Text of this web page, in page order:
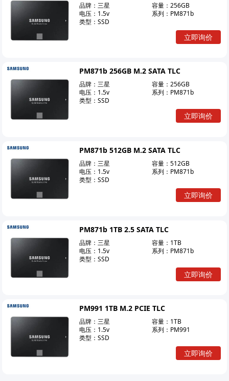
品牌： 三星 容量：256GB
电压： 1.5v 系列： PM871b
类型： SSD
立即询价
PM871b 256GB M.2 SATA TLC
品牌： 三星 容量：256GB
电压： 1.5v 系列： PM871b
类型： SSD
立即询价
PM871b 512GB M.2 SATA TLC
品牌： 三星 容量：512GB
电压： 1.5v 系列： PM871b
类型： SSD
立即询价
PM871b 1TB 2.5 SATA TLC
品牌： 三星 容量： 1TB
电压： 1.5v 系列： PM871b
类型： SSD
立即询价
PM991 1TB M.2 PCIE TLC
品牌： 三星 容量： 1TB
电压： 1.5v 系列： PM991
类型： SSD
立即询价